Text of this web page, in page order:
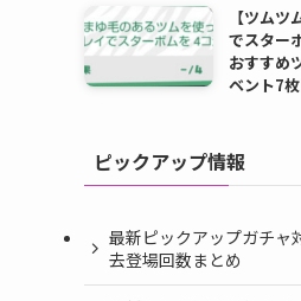
【ツム
でスター
おすすめ
ベント7枚
ピックアップ情報
最新ピックアップガチャ
去登場回数まとめ